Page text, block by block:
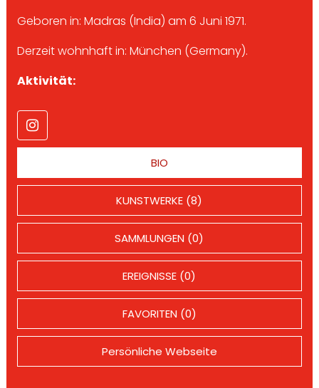
Geboren in: Madras (India) am 6 Juni 1971.
Derzeit wohnhaft in: München (Germany).
Aktivität:
BIO
KUNSTWERKE (8)
SAMMLUNGEN (0)
EREIGNISSE (0)
FAVORITEN (0)
Persönliche Webseite